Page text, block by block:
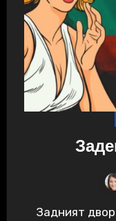
Задният двор басейн – Романтика между